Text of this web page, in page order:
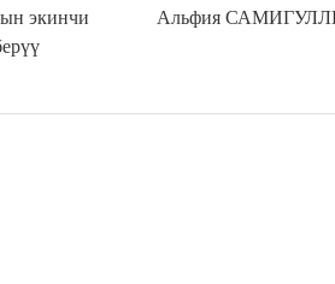
экинчи
Альфия